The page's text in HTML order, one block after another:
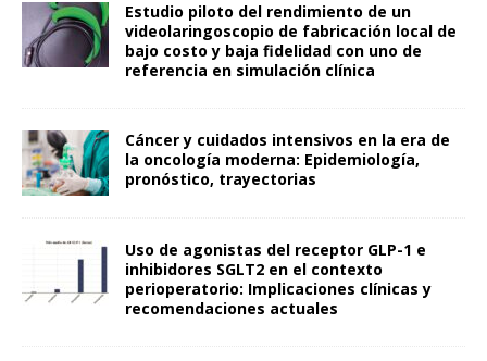
Estudio piloto del rendimiento de un
videolaringoscopio de fabricación local de
bajo costo y baja fidelidad con uno de
referencia en simulación clínica
Cáncer y cuidados intensivos en la era de
la oncología moderna: Epidemiología,
pronóstico, trayectorias
Uso de agonistas del receptor GLP-1 e
inhibidores SGLT2 en el contexto
perioperatorio: Implicaciones clínicas y
recomendaciones actuales